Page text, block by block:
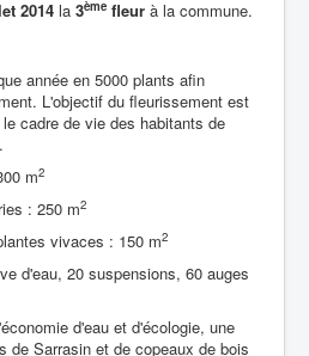
2014 la 3ème fleur à la commune.
année en 5000 plants afin
L'objectif du fleurissement est
cadre de vie des habitants de
m2
: 250 m2
vivaces : 150 m2
d'eau, 20 suspensions, 60 auges
d'eau et d'écologie, une
de Sarrasin et de copeaux de bois